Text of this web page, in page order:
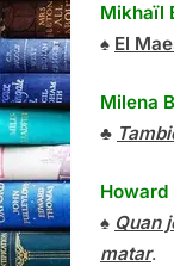
Mikhaïl
♠ El
Milena
♣
Howard
♠ Quan
matar.